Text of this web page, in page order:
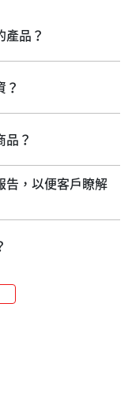
品？
？
品？
告，以便客戶瞭解